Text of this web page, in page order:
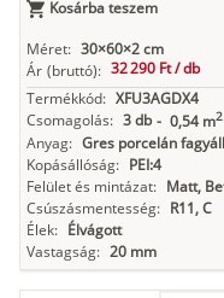
Kosárba teszem
Méret: 30×60×2 cm
Ár (bruttó): 32 290 Ft /db
Termékkód: XFU3AGDX4
Csomagolás: 3 db - 0,54 m2
Anyag: Gres porcelán
Kopásállóság: PEI:4
Felület és mintázat: Matt,
Csúszásmentesség: R11, C
Élek: Élvágott
Vastagság: 20 mm